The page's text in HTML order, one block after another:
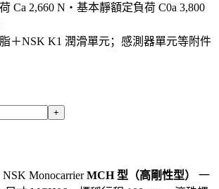
Ca 2,660 N・基本靜額定負荷 C0a 3,800
＋NSK K1 潤滑單元；感測器單元等附件
+
MonocarrierMCH 型（高剛性型）
一